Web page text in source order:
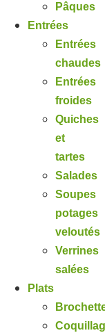
Pâques
Entrées
Entrées
chaudes
Entrées
froides
Quiches
et
tartes
Salades
Soupes
potages
veloutés
Verrines
salées
Plats